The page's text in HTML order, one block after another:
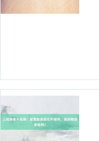
上证综指